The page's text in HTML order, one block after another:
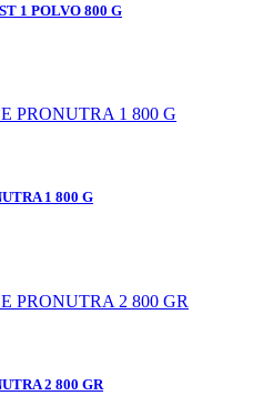
1 POLVO 800 G
1 800 G
2 800 GR